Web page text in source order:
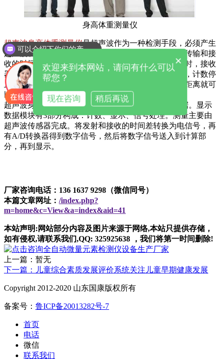
身高体重测量仪
超声波身高体重测量仪是超声波作为一种检测手段，必须产生
超声波和接收超声波。传感器根据声波的波长与声波传输和接
收的时间之差来判断一个人的身高。在发送脉冲的同时，接收
器的计时器开始计时，直到接收传感器收到反射回拨，计数停
止。时间差等于测量的距离，所以测量仪器到头顶的距离就可
以计算出来，即人体的高度。
超声波身高体重测量仪有2个子模块：测距、显示数据。显示
数据模块有3部分构成：计数、显示、信号处理。测量主要由
超声波传感器完成。将发射和接收的时间差转换为电信号，再
有A/D转换器得到数字信号，然后将数字信号送入到计算部
分，再到显示。
厂家咨询电话：136 1637 9298（微信同号）
本篇文章网址： /index.php?
m=home&c=View&a=index&aid=41
本站声明:网站部分内容及图片来源于网络,本站只提供存储，
如有侵权,请联系我们,QQ: 325925638 ，我们将第一时间删除!
上一篇：暂无
下一篇：儿童综合素质发展评价系统关注儿童早期健康发展
Copyright 2012-2020 山东国康版权所有
备案号： 鲁ICP备20013282号-7
首页
电话
微信
联系我们
可以介绍下你们的产品么
×
欢迎来到本网站，请问有什么可以
帮您？
现在咨询 稍后再说